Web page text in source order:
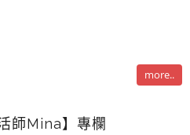
more..
師Mina】專欄